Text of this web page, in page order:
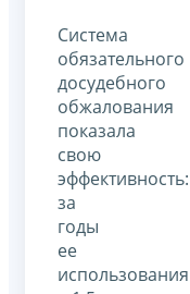
Система
обязательного
досудебного
обжалования
показала
свою
эффективность:
за
годы
ее
использования